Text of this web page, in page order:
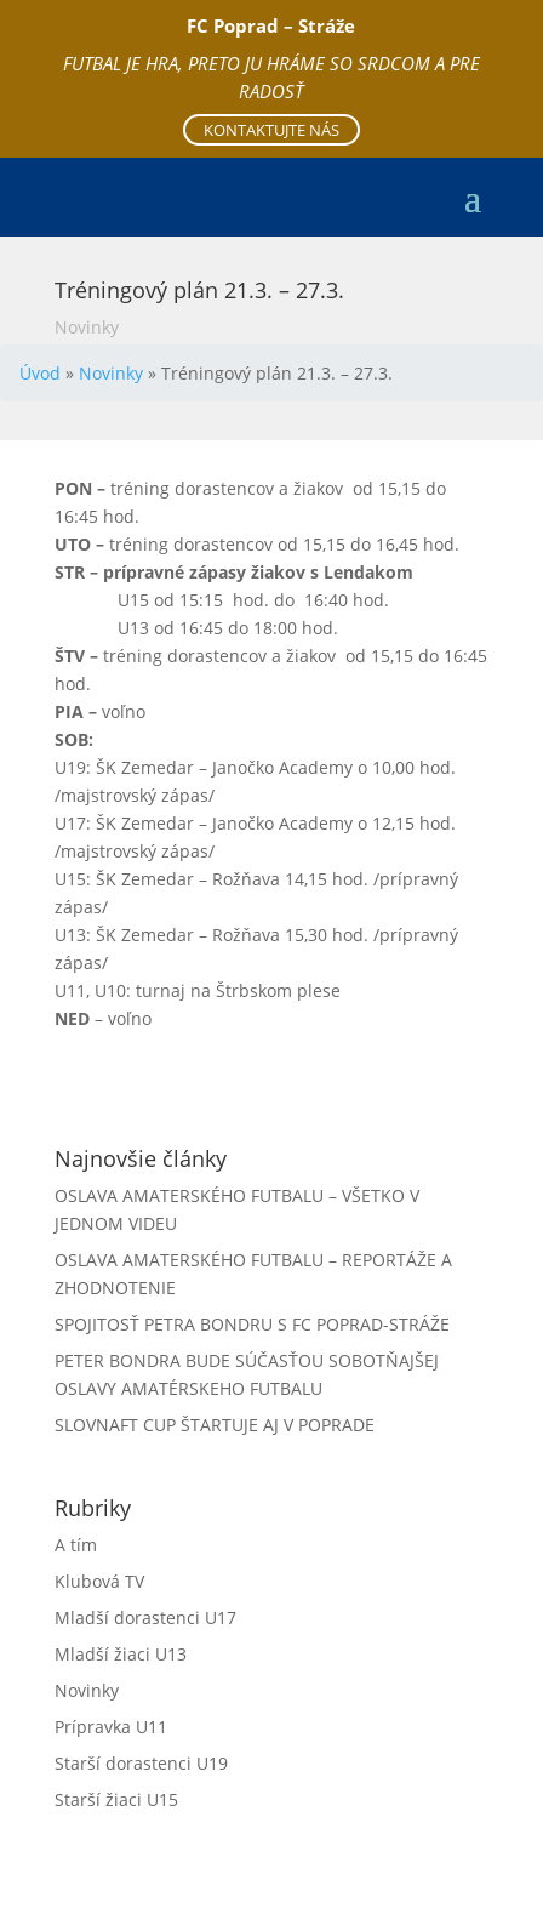
FC Poprad – Stráže
FUTBAL JE HRA, PRETO JU HRÁME SO SRDCOM A PRE
RADOSŤ
KONTAKTUJTE NÁS
Tréningový plán 21.3. – 27.3.
Novinky
Úvod » Novinky » Tréningový plán 21.3. – 27.3.
PON – tréning dorastencov a žiakov od 15,15 do
16:45 hod.
UTO – tréning dorastencov od 15,15 do 16,45 hod.
STR – prípravné zápasy žiakov s Lendakom
U15 od 15:15 hod. do 16:40 hod.
U13 od 16:45 do 18:00 hod.
ŠTV – tréning dorastencov a žiakov od 15,15 do 16:45
hod.
PIA –voľno
SOB:
U19: ŠK Zemedar – Janočko Academy o 10,00 hod.
/majstrovský zápas/
U17: ŠK Zemedar – Janočko Academy o 12,15 hod.
/majstrovský zápas/
U15: ŠK Zemedar – Rožňava 14,15 hod. /prípravný
zápas/
U13: ŠK Zemedar – Rožňava 15,30 hod. /prípravný
zápas/
U11, U10: turnaj na Štrbskom plese
NED– voľno
Najnovšie články
OSLAVA AMATERSKÉHO FUTBALU – VŠETKO V
JEDNOM VIDEU
OSLAVA AMATERSKÉHO FUTBALU – REPORTÁŽE A
ZHODNOTENIE
SPOJITOSŤ PETRA BONDRU S FC POPRAD-STRÁŽE
PETER BONDRA BUDE SÚČASŤOU SOBOTŇAJŠEJ
OSLAVY AMATÉRSKEHO FUTBALU
SLOVNAFT CUP ŠTARTUJE AJ V POPRADE
Rubriky
A tím
Klubová TV
Mladší dorastenci U17
Mladší žiaci U13
Novinky
Prípravka U11
Starší dorastenci U19
Starší žiaci U15